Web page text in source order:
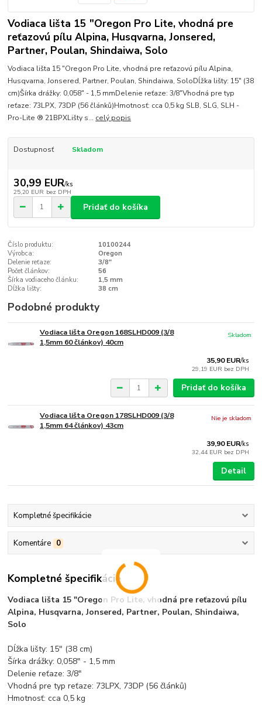
Vodiaca lišta 15 "Oregon Pro Lite, vhodná pre
reťazovú pílu Alpina, Husqvarna, Jonsered,
Partner, Poulan, Shindaiwa, Solo
Vodiaca lišta 15 "Oregon Pro Lite, vhodná pre reťazovú pílu Alpina,
Husqvarna, Jonsered, Partner, Poulan, Shindaiwa, SoloDĺžka lišty: 15" (38
cm)Šírka drážky: 0,058" - 1,5 mmDelenie reťaze: 3/8"Vhodná pre typ
reťaze: 73LPX, 73DP (56 článků)Hmotnosť: cca 0,5 kg SLB, SLG, SLH -
Pro-Lite ® 21BPXLišty s... celý popis
Dostupnosť Skladom
30,99 EUR/ks
25,20 EUR bez DPH
Pridať do košíka
Číslo produktu:
10100244
Výrobca:
Oregon
Delenie reťaze:
3/8"
Počet článkov:
56
Šírka vodiaceho článku:
1,5 mm
Dĺžka lišty:
38 cm
Podobné produkty
Vodiaca lišta Oregon 168SLHD009 (3/8
1,5mm 60 článkov) 40cm
35,90 EUR/ks
29,19 EUR bez DPH
Skladom
Pridať do košíka
Vodiaca lišta Oregon 178SLHD009 (3/8
1,5mm 64 článkov) 43cm
39,90 EUR/ks
32,44 EUR bez DPH
Nie je skladom
Detail
Kompletné špecifikácie
Komentáre 0
Kompletné špecifikácie
Vodiaca lišta 15 "Oregon Pro Lite, vhodná pre reťazovú pílu
Alpina, Husqvarna, Jonsered, Partner, Poulan, Shindaiwa,
Solo
Dĺžka lišty: 15" (38 cm)
Šírka drážky: 0,058" - 1,5 mm
Delenie reťaze: 3/8"
Vhodná pre typ reťaze: 73LPX, 73DP (56 článků)
Hmotnosť: cca 0,5 kg